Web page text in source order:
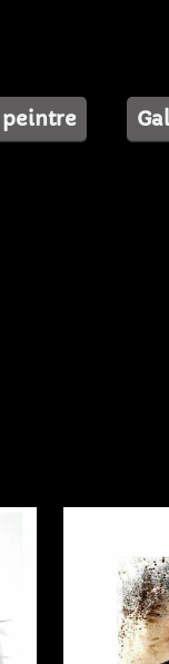
peintre